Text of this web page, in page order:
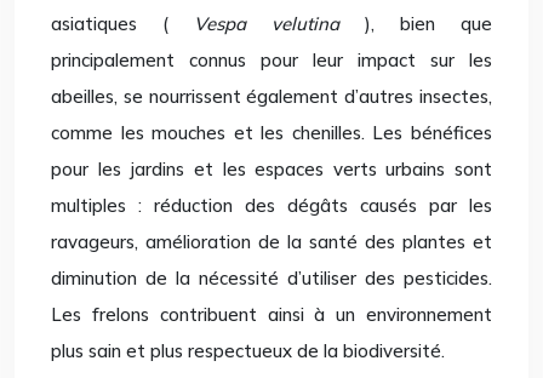
asiatiques (
Vespa velutina ), bien que
principalement connus pour leur impact sur les
abeilles, se nourrissent également d’autres insectes,
comme les mouches et les chenilles. Les bénéfices
pour les jardins et les espaces verts urbains sont
multiples : réduction des dégâts causés par les
ravageurs, amélioration de la santé des plantes et
diminution de la nécessité d’utiliser des pesticides.
Les frelons contribuent ainsi à un environnement
plus sain et plus respectueux de la biodiversité.